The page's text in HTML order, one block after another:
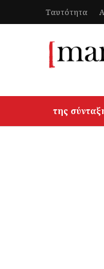
Ταυτότητα
της